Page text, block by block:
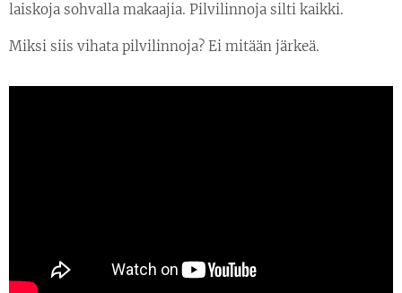
laiskoja sohvalla makaajia. Pilvilinnoja silti kaikki.
Miksi siis vihata pilvilinnoja? Ei mitään järkeä.